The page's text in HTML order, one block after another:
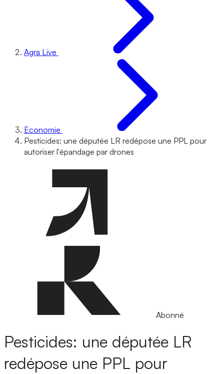
Agra Live
Economie
Pesticides: une députée LR redépose une PPL pour
autoriser l'épandage par drones
Abonné
Pesticides: une députée LR
redépose une PPL pour